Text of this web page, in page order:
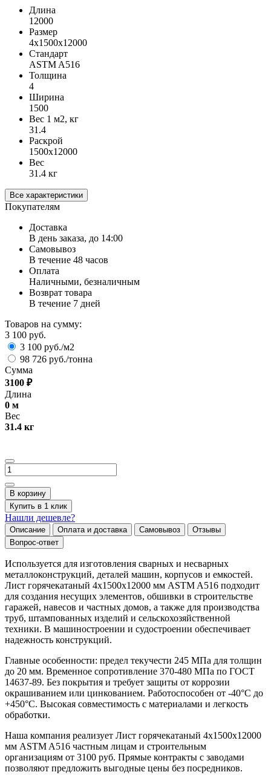
Длина
12000
Размер
4х1500х12000
Стандарт
ASTM A516
Толщина
4
Ширина
1500
Вес 1 м2, кг
31.4
Раскрой
1500х12000
Вес
31.4 кг
Все характеристики
Покупателям
Доставка
В день заказа, до 14:00
Самовывоз
В течение 48 часов
Оплата
Наличными, безналичным
Возврат товара
В течение 7 дней
Товаров на сумму:
3 100 руб.
3 100 руб./м2
98 726 руб./тонна
Сумма
3100 ₽
Длина
0 м
Вес
31.4 кг
В корзину
Купить в 1 клик
Нашли дешевле?
Описание Оплата и доставка Самовывоз
Отзывы
Вопрос-ответ
Используется для изготовления сварных и несварных
металлоконструкций, деталей машин, корпусов и емкостей.
Лист горячекатаный 4х1500х12000 мм ASTM A516 подходит
для создания несущих элементов, обшивки в строительстве
гаражей, навесов и частных домов, а также для производства
труб, штампованных изделий и сельскохозяйственной
техники. В машиностроении и судостроении обеспечивает
надежность конструкций.
Главные особенности: предел текучести 245 МПа для толщин
до 20 мм. Временное сопротивление 370-480 МПа по ГОСТ
14637-89. Без покрытия и требует защиты от коррозии
окрашиванием или цинкованием. Работоспособен от -40°C до
+450°C. Высокая совместимость с материалами и легкость
обработки.
Наша компания реализует Лист горячекатаный 4х1500х12000
мм ASTM A516 частным лицам и строительным
организациям от 3100 руб. Прямые контракты с заводами
позволяют предложить выгодные цены без посредников.